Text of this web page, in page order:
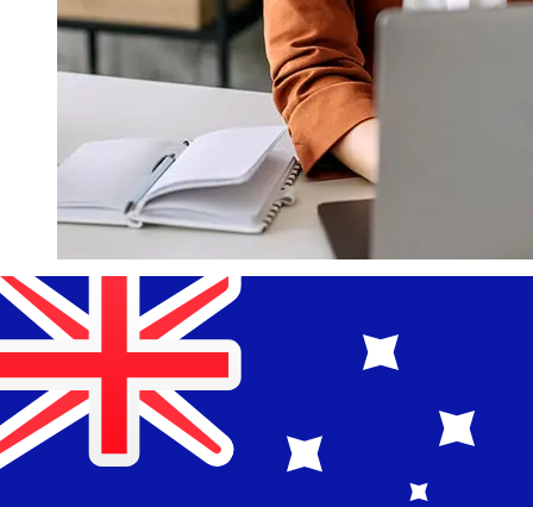
¿Qué tan rápido es un Lombard Bank
EUR para AUD transferencia?
Los tiempos de entrega para transferencias
internacionales con Lombard Bank de Países Miembros
del Euro a Australia varían según el método de pago y el
momento de la transacción. Normalmente, las
transferencias bancarias internacionales tardan entre 1